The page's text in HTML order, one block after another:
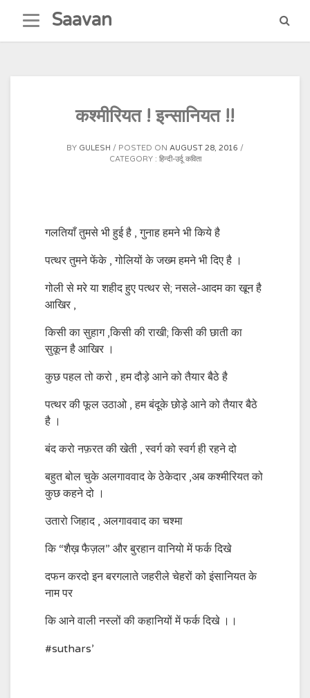
content
Saavan
कश्मीरियत ! इन्सानियत !!
BY GULESH POSTED ON AUGUST 28, 2016
CATEGORY : हिन्दी-उर्दू कविता
गलतियाँ तुमसे भी हुई है , गुनाह हमने भी किये है
पत्थर तुमने फेंके , गोलियों के जख्म हमने भी दिए है ।
गोली से मरे या शहीद हुए पत्थर से; नसले-आदम का खून है
आखिर ,
किसी का सुहाग ,किसी की राखी; किसी की छाती का
सुकून है आखिर ।
कुछ पहल तो करो , हम दौड़े आने को तैयार बैठे है
पत्थर की फूल उठाओ , हम बंदूके छोड़े आने को तैयार बैठे
है ।
बंद करो नफ़रत की खेती , स्वर्ग को स्वर्ग ही रहने दो
बहुत बोल चुके अलगाववाद के ठेकेदार ,अब कश्मीरियत को
कुछ कहने दो ।
उतारो जिहाद , अलगाववाद का चश्मा
कि “शैख़ फैज़ल” और बुरहान वानियो में फर्क दिखे
दफन करदो इन बरगलाते जहरीले चेहरों को इंसानियत के
नाम पर
कि आने वाली नस्लों की कहानियों में फर्क दिखे ।।
#suthars’